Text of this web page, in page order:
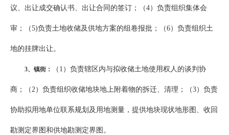
议、出让成交确认书、出让合同的签订；（4）负责组织集体会
审；（5)负责土地收储及供地方案的组卷报批；（6）负责组织土
地的挂牌出让。
3、镇街： （1）负责辖区内与拟收储土地使用权人的谈判协
商；（2）负责组织收储地块地上附着物的拆迁、清理；（3）负责
协助拟用地单位联系规划及用地测量，提供地块现状地形图、收回
勘测定界图和供地勘测定界图。